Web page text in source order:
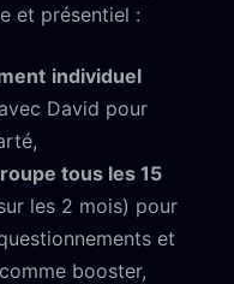
et présentiel :
individuel
David pour
tous les 15
les 2 mois) pour
et
booster,